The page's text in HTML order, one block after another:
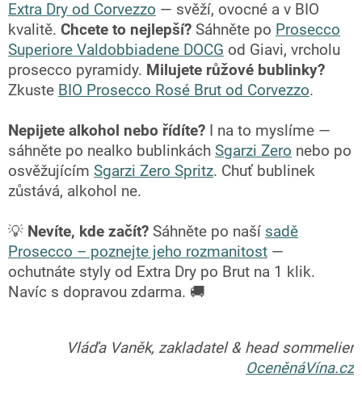
Extra Dry od Corvezzo — svěží, ovocné a v BIO
kvalitě. Chcete to nejlepší? Sáhněte po Prosecco
Superiore Valdobbiadene DOCG od Giavi, vrcholu
prosecco pyramidy. Milujete růžové bublinky?
Zkuste BIO Prosecco Rosé Brut od Corvezzo.
Nepijete alkohol nebo řídíte? I na to myslíme —
sáhněte po nealko bublinkách Sgarzi Zero nebo po
osvěžujícím Sgarzi Zero Spritz. Chuť bublinek
zůstává, alkohol ne.
💡 Nevíte, kde začít? Sáhněte po naší sadě
Prosecco – poznejte jeho rozmanitost —
ochutnáte styly od Extra Dry po Brut na 1 klik.
Navíc s dopravou zdarma. 🚚
Vláďa Vaněk, zakladatel & head sommelier
OceněnáVína.cz